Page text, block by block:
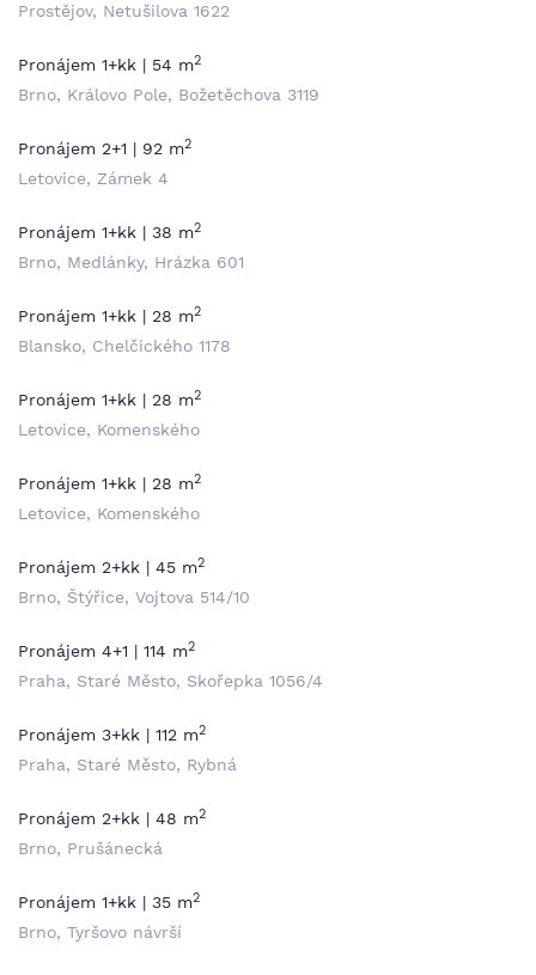
Prostějov, Netušilova 1622
Pronájem 1+kk | 54 m2
Brno, Královo Pole, Božetěchova 3119
Pronájem 2+1 | 92 m2
Letovice, Zámek 4
Pronájem 1+kk | 38 m2
Brno, Medlánky, Hrázka 601
Pronájem 1+kk | 28 m2
Blansko, Chelčického 1178
Pronájem 1+kk | 28 m2
Letovice, Komenského
Pronájem 1+kk | 28 m2
Letovice, Komenského
Pronájem 2+kk | 45 m2
Brno, Štýřice, Vojtova 514/10
Pronájem 4+1 | 114 m2
Praha, Staré Město, Skořepka 1056/4
Pronájem 3+kk | 112 m2
Praha, Staré Město, Rybná
Pronájem 2+kk | 48 m2
Brno, Prušánecká
Pronájem 1+kk | 35 m2
Brno, Tyršovo návrší